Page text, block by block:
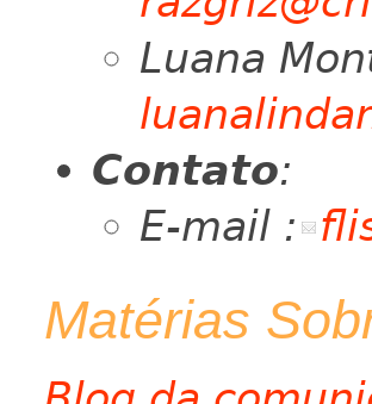
Luana
Contato:
E-mail :
Matérias